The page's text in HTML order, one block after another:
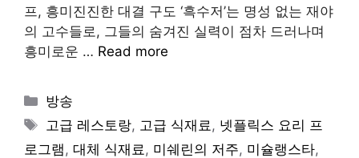
프, 흥미진진한 대결 구도 ‘흑수저’는 명성 없는 재야
의 고수들로, 그들의 숨겨진 실력이 점차 드러나며
흥미로운 … Read more
Categories
방송
Tags
고급 레스토랑, 고급 식재료 , 넷플릭스 요리 프
로그램 , 대체 식재료 , 미쉐린의 저주, 미슐랭스타,